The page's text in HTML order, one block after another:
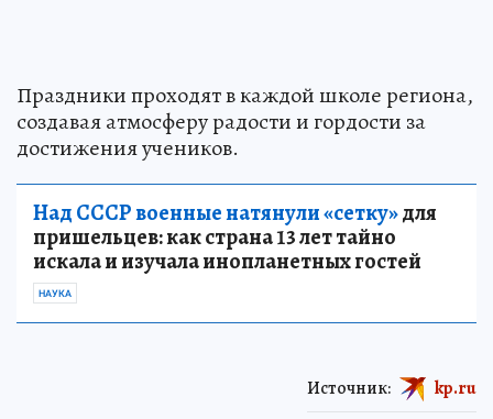
Праздники проходят в каждой школе региона,
создавая атмосферу радости и гордости за
достижения учеников.
Над СССР военные натянули «сетку»для
пришельцев: как страна 13 лет тайно
искала и изучала инопланетных гостей
НАУКА
Источник: kp.ru